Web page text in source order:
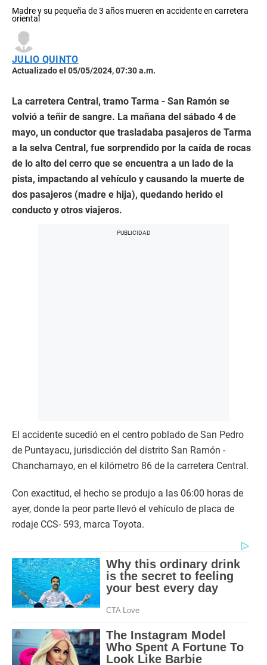
Madre y su pequeña de 3 años mueren en accidente en carretera
oriental
JULIO QUINTO
Actualizado el 05/05/2024, 07:30 a.m.
La carretera Central, tramo Tarma - San Ramón se
volvió a teñir de sangre. La mañana del sábado 4 de
mayo, un conductor que trasladaba pasajeros de Tarma
a la selva Central, fue sorprendido por la caída de rocas
de lo alto del cerro que se encuentra a un lado de la
pista, impactando al vehículo y causando la muerte de
dos pasajeros (madre e hija), quedando herido el
conducto y otros viajeros.
El accidente sucedió en el centro poblado de San Pedro
de Puntayacu, jurisdicción del distrito San Ramón -
Chanchamayo, en el kilómetro 86 de la carretera Central.
Con exactitud, el hecho se produjo a las 06:00 horas de
ayer, donde la peor parte llevó el vehículo de placa de
rodaje CCS- 593, marca Toyota.